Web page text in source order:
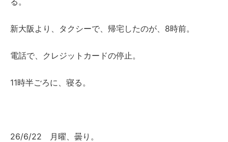
新大阪より、タクシーで、帰宅したのが、8時前。
電話で、クレジットカードの停止。
11時半ごろに、寝る。
26/6/22 月曜、曇り。